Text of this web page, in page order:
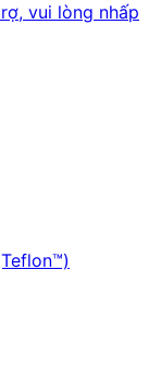
vui lòng nhấp